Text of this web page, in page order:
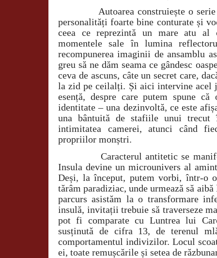
Autoarea construiește o
personalități foarte bine conturate și
ceea ce reprezintă un mare atu al
momentele sale în lumina
recompunerea imaginii de ansamblu
greu să ne dăm seama ce gândesc
ceva de ascuns, câte un secret care,
la zid pe ceilalți. Și aici intervine acel
esență, despre care putem spune
identitate – una dezinvoltă, ce este
una bântuită de stafiile unui
intimitatea camerei, atunci când
propriilor monștri.
Caracterul antitetic se
Insula devine un microunivers al
Deși, la început, putem vorbi, într-o
tărâm paradiziac, unde urmează să
parcurs asistăm la o transformare
insulă, invitații trebuie să traverseze
pot fi comparate cu Luntrea lui
susținută de cifra 13, de terenul
comportamentul indivizilor. Locul
ei, toate remușcările și setea de